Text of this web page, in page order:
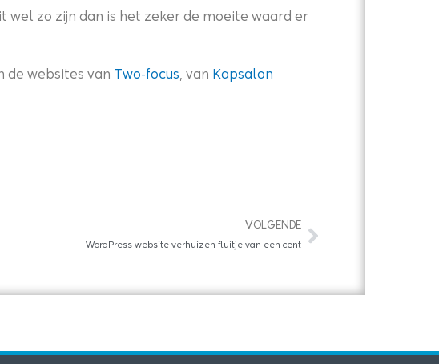
zo zijn dan is het zeker de moeite waard er
de websites van Two-focus, van Kapsalon
VOLGENDE
WordPress website verhuizen fluitje van een cent
Volgende